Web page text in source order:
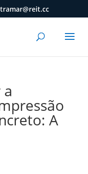
A